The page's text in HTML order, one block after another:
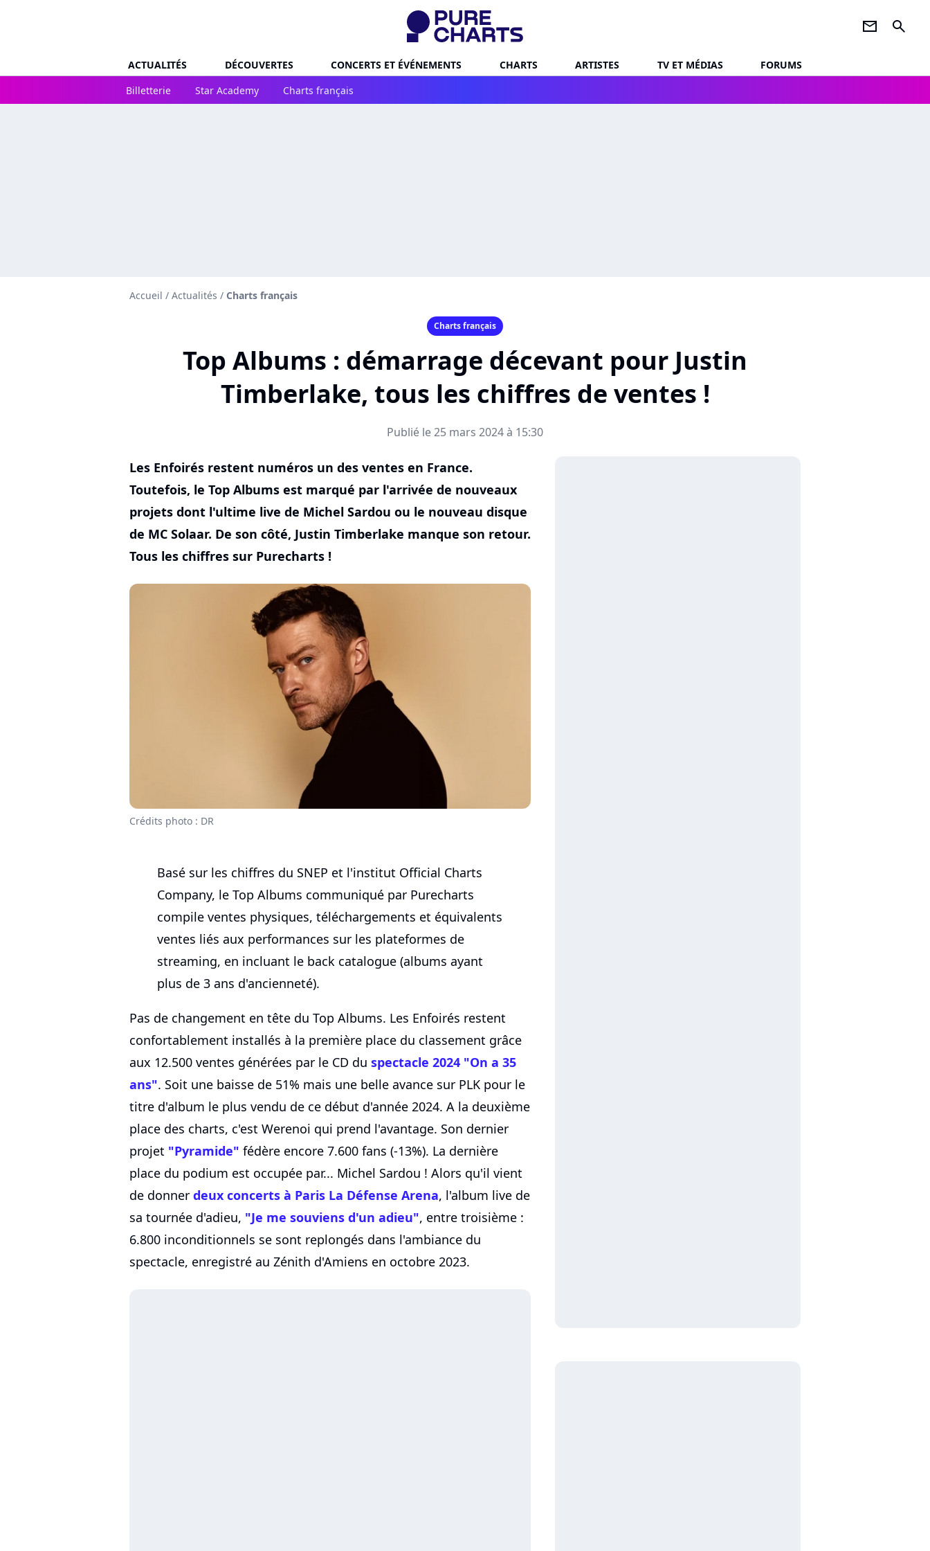
newsletter search
ACTUALITÉS DÉCOUVERTES CONCERTS ET ÉVÉNEMENTS CHARTS ARTISTES TV ET MÉDIAS
FORUMS
Billetterie
Star Academy Charts français
Accueil / Actualités / Charts français
Charts français
Top Albums : démarrage décevant pour Justin
Timberlake, tous les chiffres de ventes !
Publié le 25 mars 2024 à 15:30
Les Enfoirés restent numéros un des ventes en France.
Toutefois, le Top Albums est marqué par l'arrivée de nouveaux
projets dont l'ultime live de Michel Sardou ou le nouveau disque
de MC Solaar. De son côté, Justin Timberlake manque son retour.
Tous les chiffres sur Purecharts !
Crédits photo : DR
Basé sur les chiffres du SNEP et l'institut Official Charts
Company, le Top Albums communiqué par Purecharts
compile ventes physiques, téléchargements et équivalents
ventes liés aux performances sur les plateformes de
streaming, en incluant le back catalogue (albums ayant
plus de 3 ans d'ancienneté).
Pas de changement en tête du Top Albums. Les Enfoirés restent
confortablement installés à la première place du classement grâce
aux 12.500 ventes générées par le CD du spectacle 2024 "On a 35
ans". Soit une baisse de 51% mais une belle avance sur PLK pour le
titre d'album le plus vendu de ce début d'année 2024. A la deuxième
place des charts, c'est Werenoi qui prend l'avantage. Son dernier
projet "Pyramide" fédère encore 7.600 fans (-13%). La dernière
place du podium est occupée par... Michel Sardou ! Alors qu'il vient
de donner deux concerts à Paris La Défense Arena, l'album live de
sa tournée d'adieu, "Je me souviens d'un adieu", entre troisième :
6.800 inconditionnels se sont replongés dans l'ambiance du
spectacle, enregistré au Zénith d'Amiens en octobre 2023.